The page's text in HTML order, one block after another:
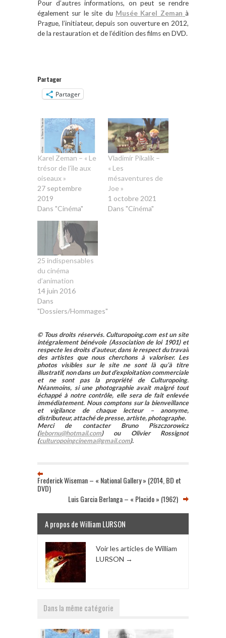
Pour d’autres informations, on peut se rendre
également sur le site du Musée Karel Zeman à
Prague, l’initiateur, depuis son ouverture en 2012,
de la restauration et de l’édition des films en DVD.
Partager
Partager
Karel Zeman – « Le
trésor de l’île aux
oiseaux »
27 septembre
2019
Dans "Cinéma"
Vladimír Pikalík –
« Les
mésaventures de
Joe »
1 octobre 2021
Dans "Cinéma"
25 indispensables
du cinéma
d’animation
14 juin 2016
Dans
"Dossiers/Hommages"
© Tous droits réservés. Culturopoing.com est un site
intégralement bénévole (Association de loi 1901) et
respecte les droits d’auteur, dans le respect du travail
des artistes que nous cherchons à valoriser. Les
photos visibles sur le site ne sont là qu’à titre
illustratif, non dans un but d’exploitation commerciale
et ne sont pas la propriété de Culturopoing.
Néanmoins, si une photographie avait malgré tout
échappé à notre contrôle, elle sera de fait enlevée
immédiatement. Nous comptons sur la bienveillance
et vigilance de chaque lecteur – anonyme,
distributeur, attaché de presse, artiste, photographe.
Merci de contacter Bruno Piszczorowicz
(lebornu@hotmail.com) ou Olivier Rossignot
(culturopoingcinema@gmail.com).
Frederick Wiseman – « National Gallery » (2014, BD et
DVD)
Luis Garcia Berlanga – « Placido » (1962)
A propos de William LURSON
Voir les articles de William
LURSON →
Dans la même catégorie